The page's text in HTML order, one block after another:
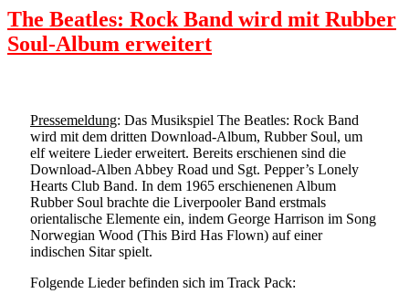
The Beatles: Rock Band wird mit Rubber
Soul-Album erweitert
Pressemeldung: Das Musikspiel The Beatles: Rock Band
wird mit dem dritten Download-Album, Rubber Soul, um
elf weitere Lieder erweitert. Bereits erschienen sind die
Download-Alben Abbey Road und Sgt. Pepper’s Lonely
Hearts Club Band. In dem 1965 erschienenen Album
Rubber Soul brachte die Liverpooler Band erstmals
orientalische Elemente ein, indem George Harrison im Song
Norwegian Wood (This Bird Has Flown) auf einer
indischen Sitar spielt.
Folgende Lieder befinden sich im Track Pack: